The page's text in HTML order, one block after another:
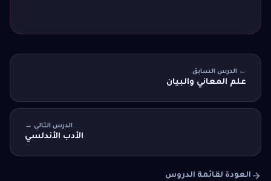
← الدرس السابق
علم المعاني والبيان
الدرس التالي →
الأدب الأندلسي
العودة لقائمة الدروس